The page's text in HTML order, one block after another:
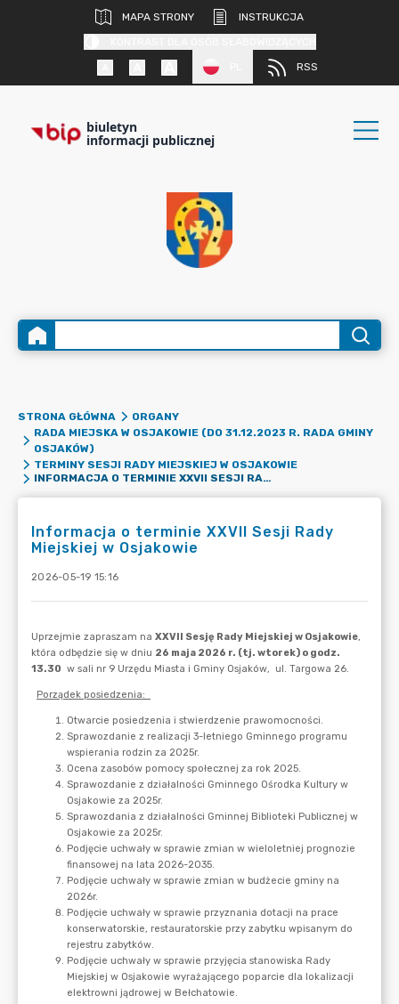
MAPA STRONY
INSTRUKCJA
RSS
biuletyn
informacji publicznej
STRONA GŁÓWNA
ORGANY
RADA MIEJSKA W OSJAKOWIE (DO 31.12.2023 R. RADA GMINY
OSJAKÓW)
TERMINY SESJI RADY MIEJSKIEJ W OSJAKOWIE
INFORMACJA O TERMINIE XXVII SESJI RADY MIEJSKIEJ W OSJAKOWIE
Informacja o terminie XXVII Sesji Rady
Miejskiej w Osjakowie
2026-05-19 15:16